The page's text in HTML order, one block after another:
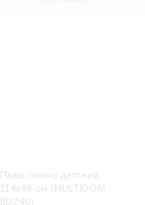
Плащ-пончо детский
114x88 см (MULTIDOM
BD246)